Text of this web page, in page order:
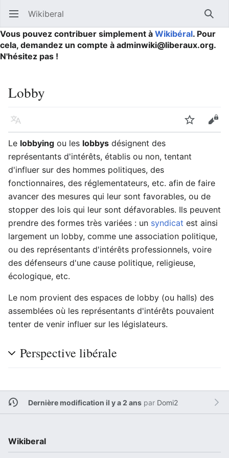
Ouvrir le menu principal Wikiberal
Vous pouvez contribuer simplement à Wikibéral. Pour
cela, demandez un compte à adminwiki@liberaux.org.
N'hésitez pas !
Lobby
Langue Suivre
Le lobbying ou les lobbys désignent des
représentants d'intérêts, établis ou non, tentant
d'influer sur des hommes politiques, des
fonctionnaires, des réglementateurs, etc. afin de faire
avancer des mesures qui leur sont favorables, ou de
stopper des lois qui leur sont défavorables. Ils peuvent
prendre des formes très variées : un syndicat est ainsi
largement un lobby, comme une association politique,
ou des représentants d'intérêts professionnels, voire
des défenseurs d'une cause politique, religieuse,
écologique, etc.
Le nom provient des espaces de lobby (ou halls) des
assemblées où les représentants d'intérêts pouvaient
tenter de venir influer sur les législateurs.
Perspective libérale
Dernière modification il y a 2 anspar Domi2
Wikiberal